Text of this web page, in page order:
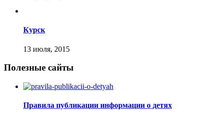
Курск
Полезные сайты
Правила публикации информации о детях